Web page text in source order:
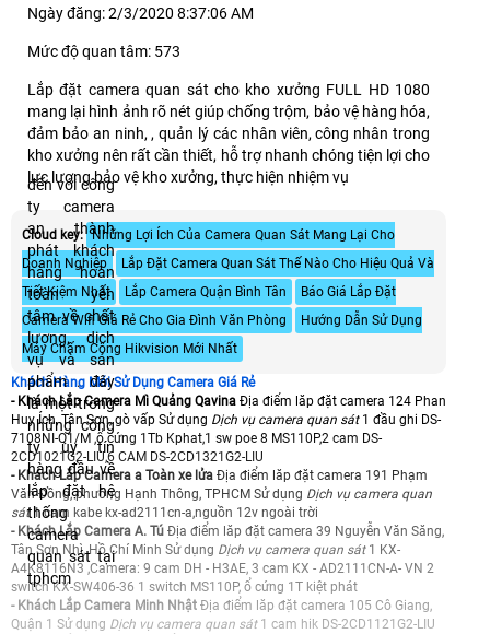
Ngày đăng: 2/3/2020 8:37:06 AM
Mức độ quan tâm: 573
Lắp đặt camera quan sát cho kho xưởng FULL HD 1080
mang lại hình ảnh rõ nét giúp chống trộm, bảo vệ hàng hóa,
đảm bảo an ninh, , quản lý các nhân viên, công nhân trong
kho xưởng nên rất cần thiết, hỗ trợ nhanh chóng tiện lợi cho
lực lượng bảo vệ kho xưởng, thực hiện nhiệm vụ
đến với công
ty camera
an thành
phát khách
hàng hoàn
toàn yên
tâm về chất
lượng, dịch
vụ và sản
phẩm . đây
là một trong
những công
ty uy tín
hàng đầu về
lắp đặt hệ
thống
camera
quan sát tại
tphcm
Cloud key: Những Lợi Ích Của Camera Quan Sát Mang Lại Cho
Doanh Nghiệp
Lắp Đặt Camera Quan Sát Thế Nào Cho Hiệu Quả Và
Tiết Kiệm Nhất
Lắp Camera Quận Bình Tân
Báo Giá Lắp Đặt
Camera Wifi Giá Rẻ Cho Gia Đình Văn Phòng
Hướng Dẫn Sử Dụng
Máy Chấm Công Hikvision Mới Nhất
Khách Hàng Mới Sử Dụng Camera Giá Rẻ
- Khách Lắp Camera Mì Quảng Qavina Địa điểm lăp đặt camera 124 Phan
Huy Ích, Tân Sơn, gò vấp Sử dụng Dịch vụ camera quan sát 1 đầu ghi DS-
7108NI-Q1/M ,ổ cứng 1Tb Kphat,1 sw poe 8 MS110P,2 cam DS-
2CD1021G2-LIU,6 CAM DS-2CD1321G2-LIU
- Khách Lắp Camera a Toàn xe lửa Địa điểm lăp đặt camera 191 Phạm
Văn Đồng, phường Hạnh Thông, TPHCM Sử dụng Dịch vụ camera quan
sát 1 cam kabe kx-ad2111cn-a,nguồn 12v ngoài trời
- Khách Lắp Camera A. Tú Địa điểm lăp đặt camera 39 Nguyễn Văn Săng,
Tân Sơn Nhì, Hồ Chí Minh Sử dụng Dịch vụ camera quan sát 1 KX-
A4K8116N3 ,Camera: 9 cam DH - H3AE, 3 cam KX - AD2111CN-A- VN 2
switch KX-SW406-36 1 switch MS110P, ổ cứng 1T kiệt phát
- Khách Lắp Camera Minh Nhật Địa điểm lăp đặt camera 105 Cô Giang,
Quận 1 Sử dụng Dịch vụ camera quan sát 1 cam hik DS-2CD1121G2-LIU